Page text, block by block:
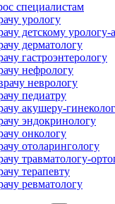
специалистам
урологу
детскому урологу-
дерматологу
гастроэнтерологу
нефрологу
неврологу
педиатру
акушеру-
эндокринологу
онкологу
отоларингологу
травматологу-
терапевту
ревматологу